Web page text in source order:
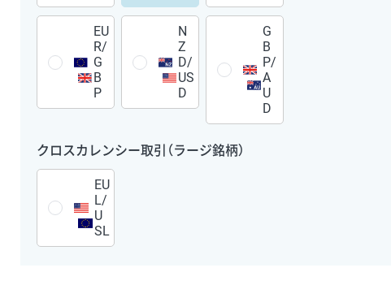
EU
R/
G
B
P
N
Z
D/
US
D
G
B
P/
A
U
D
クロスカレンシー取引（ラージ銘柄）
EU
L/
U
SL